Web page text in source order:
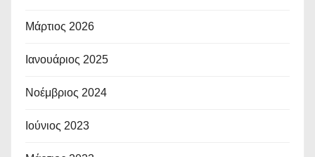
Μάρτιος 2026
Ιανουάριος 2025
Νοέμβριος 2024
Ιούνιος 2023